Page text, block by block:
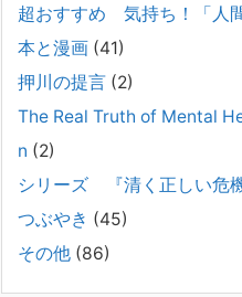
け、長年にわたり精神科医療への
い場合、家 [...]
#041 将来を案じる「き
で困っている方へ
2025年8月11日
長年問題解決に至らない家族のパ
景・特徴続きをみる
超おすすめ 気持ち！「人
本と漫画 (41)
押川の提言 (2)
The Real Truth of Mental
n (2)
シリーズ 『清く正しい危
つぶやき (45)
その他 (86)